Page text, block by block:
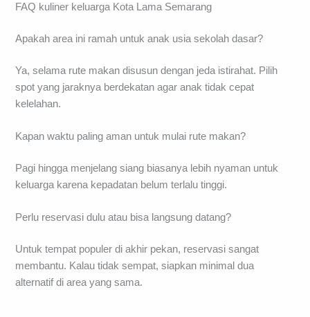
FAQ kuliner keluarga Kota Lama Semarang
Apakah area ini ramah untuk anak usia sekolah dasar?
Ya, selama rute makan disusun dengan jeda istirahat. Pilih
spot yang jaraknya berdekatan agar anak tidak cepat
kelelahan.
Kapan waktu paling aman untuk mulai rute makan?
Pagi hingga menjelang siang biasanya lebih nyaman untuk
keluarga karena kepadatan belum terlalu tinggi.
Perlu reservasi dulu atau bisa langsung datang?
Untuk tempat populer di akhir pekan, reservasi sangat
membantu. Kalau tidak sempat, siapkan minimal dua
alternatif di area yang sama.